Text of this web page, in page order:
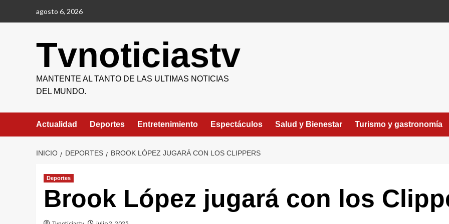
agosto 6, 2026
Tvnoticiastv
MANTENTE AL TANTO DE LAS ULTIMAS NOTICIAS
DEL MUNDO.
Actualidad Deportes Entretenimiento Espectáculos Salud y Bienestar Turismo y gastronomía
INICIO DEPORTES BROOK LÓPEZ JUGARÁ CON LOS CLIPPERS
Deportes
Brook López jugará con los